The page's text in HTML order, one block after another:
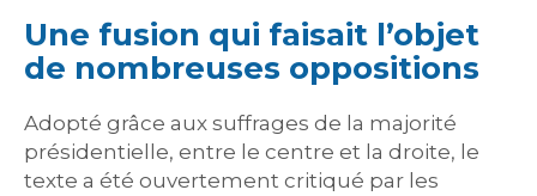
Une fusion qui faisait l’objet
de nombreuses oppositions
Adopté grâce aux suffrages de la majorité
présidentielle, entre le centre et la droite, le
texte a été ouvertement critiqué par les